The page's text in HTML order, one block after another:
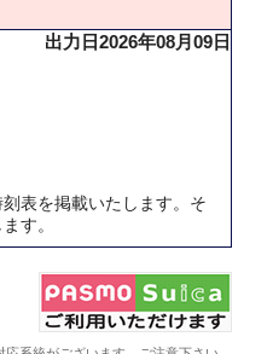
出力日2026年08月09日
表を掲載いたします。そ
す。